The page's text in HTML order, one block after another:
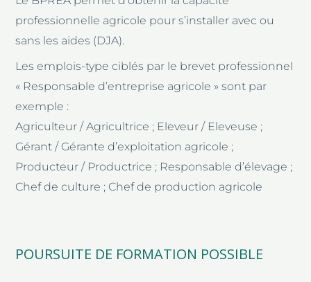
professionnelle agricole pour s’installer avec ou
sans les aides (DJA).
Les emplois-type ciblés par le brevet professionnel
« Responsable d’entreprise agricole » sont par
exemple :
Agriculteur / Agricultrice ; Eleveur / Eleveuse ;
Gérant / Gérante d’exploitation agricole ;
Producteur / Productrice ; Responsable d’élevage ;
Chef de culture ; Chef de production agricole
POURSUITE DE FORMATION POSSIBLE